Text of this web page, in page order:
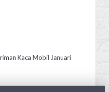
Kaca Mobil Januari